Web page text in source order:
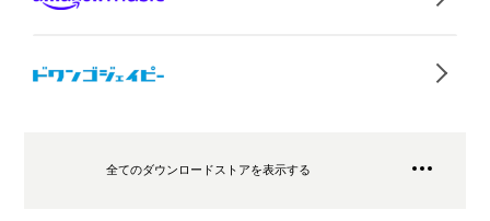
全てのダウンロードストアを表示する